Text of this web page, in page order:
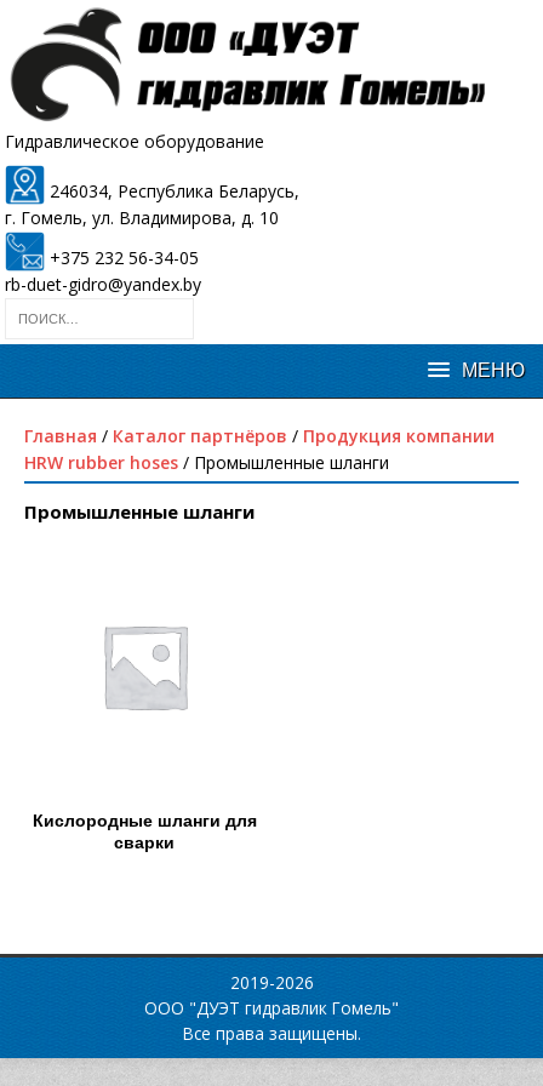
Гидравлическое оборудование
246034, Республика Беларусь,
г. Гомель, ул. Владимирова, д. 10
+375 232 56-34-05
rb-duet-gidro@yandex.by
Главная / Каталог партнёров / Продукция компании
HRW rubber hoses / Промышленные шланги
Промышленные шланги
Кислородные шланги для
сварки
2019-2026
ООО "ДУЭТ гидравлик Гомель"
Все права защищены.